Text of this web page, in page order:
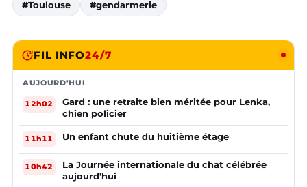
#Toulouse #gendarmerie
FIL INFO24/7
AUJOURD'HUI
12h02
Gard : une retraite bien méritée pour Lenka,
chien policier
11h11 Un enfant chute du huitième étage
10h42
La Journée internationale du chat célébrée
aujourd'hui